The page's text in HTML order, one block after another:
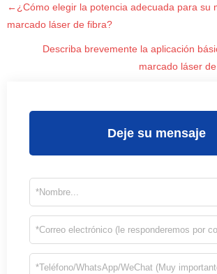
←¿Cómo elegir la potencia adecuada para su
marcado láser de fibra?
Describa brevemente la aplicación
marcado láser
Deje su mensaje